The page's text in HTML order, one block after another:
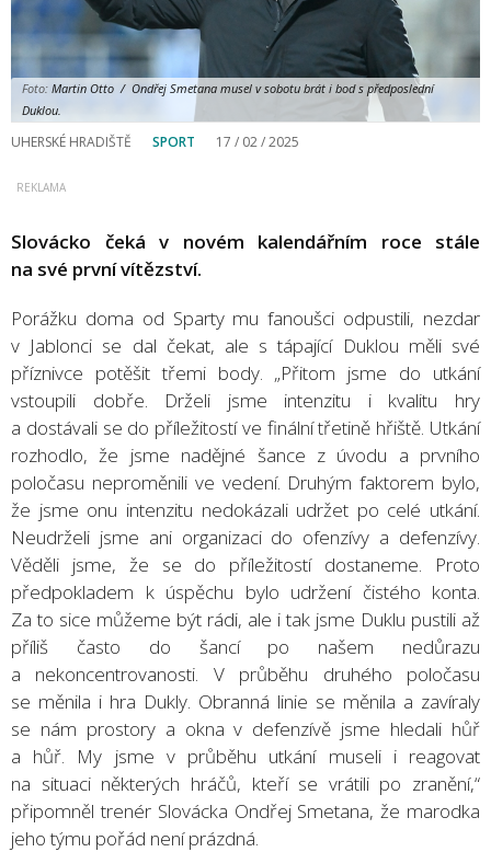
Foto: Martin Otto / Ondřej Smetana musel v sobotu brát i bod s předposlední
Duklou.
UHERSKÉ HRADIŠTĚ SPORT 17 / 02 / 2025
Slovácko čeká v novém kalendářním roce stále
na své první vítězství.
Porážku doma od Sparty mu fanoušci odpustili, nezdar
v Jablonci se dal čekat, ale s tápající Duklou měli své
příznivce potěšit třemi body. „Přitom jsme do utkání
vstoupili dobře. Drželi jsme intenzitu i kvalitu hry
a dostávali se do příležitostí ve finální třetině hřiště. Utkání
rozhodlo, že jsme nadějné šance z úvodu a prvního
poločasu neproměnili ve vedení. Druhým faktorem bylo,
že jsme onu intenzitu nedokázali udržet po celé utkání.
Neudrželi jsme ani organizaci do ofenzívy a defenzívy.
Věděli jsme, že se do příležitostí dostaneme. Proto
předpokladem k úspěchu bylo udržení čistého konta.
Za to sice můžeme být rádi, ale i tak jsme Duklu pustili až
příliš často do šancí po našem nedůrazu
a nekoncentrovanosti. V průběhu druhého poločasu
se měnila i hra Dukly. Obranná linie se měnila a zavíraly
se nám prostory a okna v defenzívě jsme hledali hůř
a hůř. My jsme v průběhu utkání museli i reagovat
na situaci některých hráčů, kteří se vrátili po zranění,“
připomněl trenér Slovácka Ondřej Smetana, že marodka
jeho týmu pořád není prázdná.